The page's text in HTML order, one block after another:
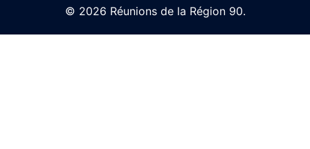
© 2026 Réunions de la Région 90.